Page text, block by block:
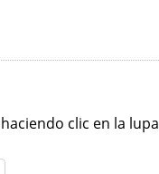
clic en la lupa